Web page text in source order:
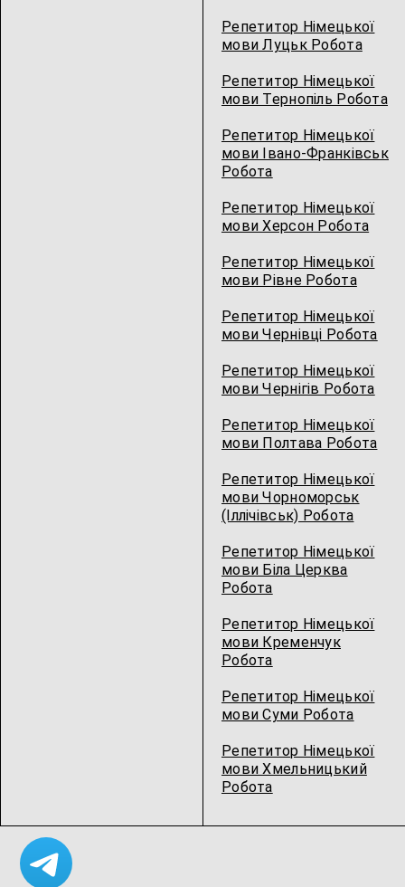
Репетитор Німецької
мови Луцьк Робота
Репетитор Німецької
мови Тернопіль Робота
Репетитор Німецької
мови Івано-Франківськ
Робота
Репетитор Німецької
мови Херсон Робота
Репетитор Німецької
мови Рівне Робота
Репетитор Німецької
мови Чернівці Робота
Репетитор Німецької
мови Чернігів Робота
Репетитор Німецької
мови Полтава Робота
Репетитор Німецької
мови Чорноморськ
(Іллічівськ) Робота
Репетитор Німецької
мови Біла Церква
Робота
Репетитор Німецької
мови Кременчук
Робота
Репетитор Німецької
мови Суми Робота
Репетитор Німецької
мови Хмельницький
Робота